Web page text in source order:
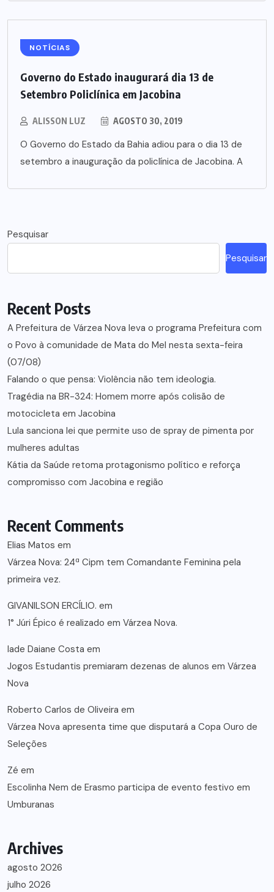
NOTÍCIAS
Governo do Estado inaugurará dia 13 de
Setembro Policlínica em Jacobina
ALISSON LUZ AGOSTO 30, 2019
O Governo do Estado da Bahia adiou para o dia 13 de
setembro a inauguração da policlínica de Jacobina. A
Pesquisar
Pesquisar
Recent Posts
A Prefeitura de Várzea Nova leva o programa Prefeitura com
o Povo à comunidade de Mata do Mel nesta sexta-feira
(07/08)
Falando o que pensa: Violência não tem ideologia.
Tragédia na BR-324: Homem morre após colisão de
motocicleta em Jacobina
Lula sanciona lei que permite uso de spray de pimenta por
mulheres adultas
Kátia da Saúde retoma protagonismo político e reforça
compromisso com Jacobina e região
Recent Comments
Elias Matos em
Várzea Nova: 24ª Cipm tem Comandante Feminina pela
primeira vez.
GIVANILSON ERCÍLIO. em
1° Júri Épico é realizado em Várzea Nova.
lade Daiane Costa em
Jogos Estudantis premiaram dezenas de alunos em Várzea
Nova
Roberto Carlos de Oliveira em
Várzea Nova apresenta time que disputará a Copa Ouro de
Seleções
Zé em
Escolinha Nem de Erasmo participa de evento festivo em
Umburanas
Archives
agosto 2026
julho 2026